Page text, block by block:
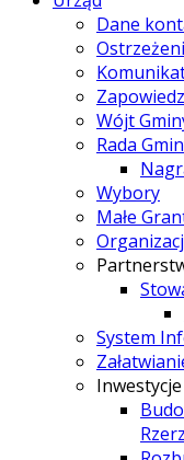
Dane
Wójt
Rada
Wybory
Małe
System